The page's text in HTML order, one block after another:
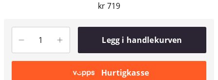
kr 719
Legg i handlekurven
Hurtigkasse